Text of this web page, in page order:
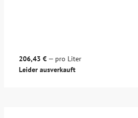
206,43 € — pro Liter
Leider ausverkauft